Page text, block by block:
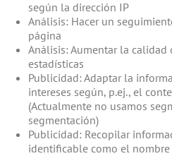
según la dirección IP
Análisis: Hacer un
página
Análisis: Aumentar la
estadísticas
Publicidad: Adaptar la
intereses según, p.ej., el
(Actualmente no usamos
segmentación)
Publicidad: Recopilar
identificable como el